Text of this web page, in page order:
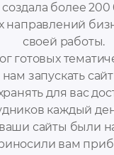
более
направлений
своей работы.
готовых
запускать
для вас
каждый
сайты были
вам